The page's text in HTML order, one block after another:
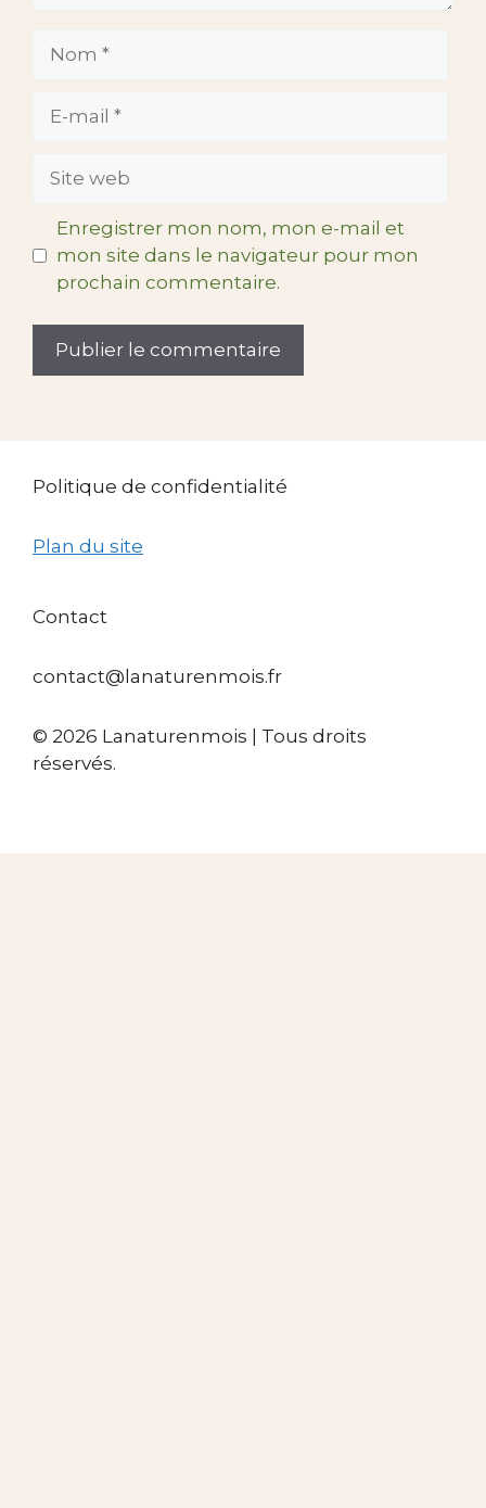
Site
Enregistrer mon nom, mon e-mail et
mon site dans le navigateur pour mon
prochain commentaire.
Politique de confidentialité
Plan du site
Contact
contact@lanaturenmois.fr
© 2026 Lanaturenmois | Tous droits
réservés.